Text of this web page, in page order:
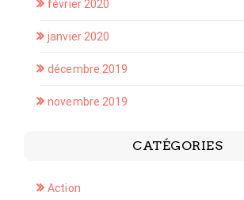
février 2020
janvier 2020
décembre 2019
novembre 2019
CATÉGORIES
Action